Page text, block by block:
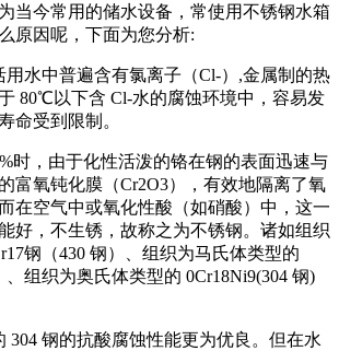
当今常用的储水设备，常使用不锈钢水箱
原因呢，下面为您分析:
用水中普遍含有氯离子（Cl-）,金属制的热
80℃以下含 Cl-水的腐蚀环境中，容易发
命受到限制。
时，由于化性活泼的铬在钢的表面迅速与
富氧钝化膜（Cr2O3），有效地隔离了氧
在空气中或氧化性酸（如硝酸）中，这一
好，不生锈，故称之为不锈钢。诸如组织
钢（430 钢）、组织为马氏体类型的
、组织为奥氏体类型的 0Cr18Ni9(304 钢)
304 钢的抗酸腐蚀性能更为优良。但在水